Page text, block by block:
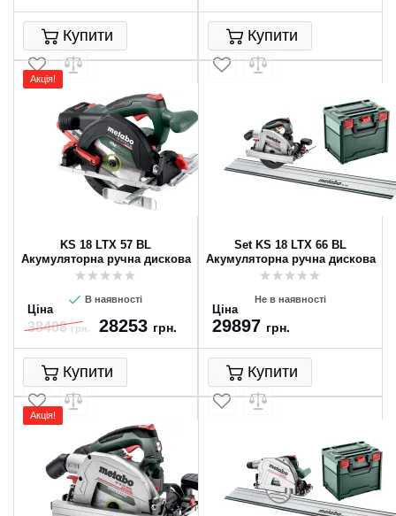
Купити Купити
Акція!
KS 18 LTX 57 BL
Акумуляторна ручна дискова
пила
В наявності
Ціна
38408грн. 28253 грн.
Купити
Set KS 18 LTX 66 BL
Акумуляторна ручна дискова
пила
Не в наявності
Ціна
29897 грн.
Купити
Акція!